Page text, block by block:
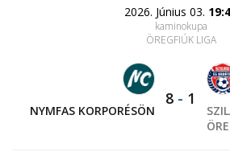
2026. Június 03.
kaminokupa
ÖREGFIÚK LIGA
NYMFAS KORPORÉSÖN
8 - 1